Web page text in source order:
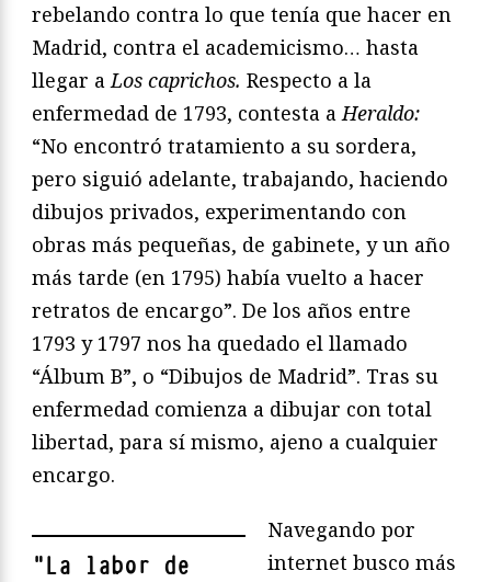
rebelando contra lo que tenía que hacer en
Madrid, contra el academicismo… hasta
llegar aLos caprichos. Respecto a la
enfermedad de 1793, contesta aHeraldo:
“No encontró tratamiento a su sordera,
pero siguió adelante, trabajando, haciendo
dibujos privados, experimentando con
obras más pequeñas, de gabinete, y un año
más tarde (en 1795) había vuelto a hacer
retratos de encargo”. De los años entre
1793 y 1797 nos ha quedado el llamado
“Álbum B”, o “Dibujos de Madrid”. Tras su
enfermedad comienza a dibujar con total
libertad, para sí mismo, ajeno a cualquier
encargo.
"La labor de
Navegando por
internet busco más